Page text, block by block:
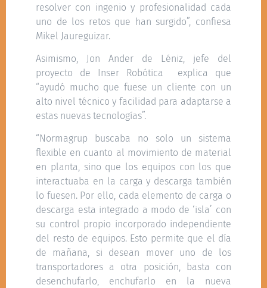
resolver con ingenio y profesionalidad cada
uno de los retos que han surgido”, confiesa
Mikel Jaureguizar.
Asimismo, Jon Ander de Léniz, jefe del
proyecto de Inser Robótica explica que
“ayudó mucho que fuese un cliente con un
alto nivel técnico y facilidad para adaptarse a
estas nuevas tecnologías”.
“Normagrup buscaba no solo un sistema
flexible en cuanto al movimiento de material
en planta, sino que los equipos con los que
interactuaba en la carga y descarga también
lo fuesen. Por ello, cada elemento de carga o
descarga esta integrado a modo de ‘isla’ con
su control propio incorporado independiente
del resto de equipos. Esto permite que el día
de mañana, si desean mover uno de los
transportadores a otra posición, basta con
desenchufarlo, enchufarlo en la nueva